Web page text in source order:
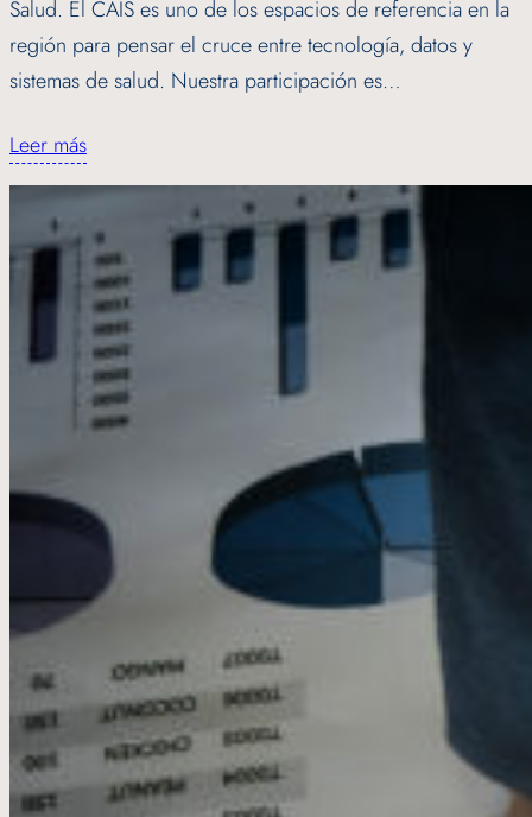
Salud. El CAIS es uno de los espacios de referencia en la
región para pensar el cruce entre tecnología, datos y
sistemas de salud. Nuestra participación es…
Leer más